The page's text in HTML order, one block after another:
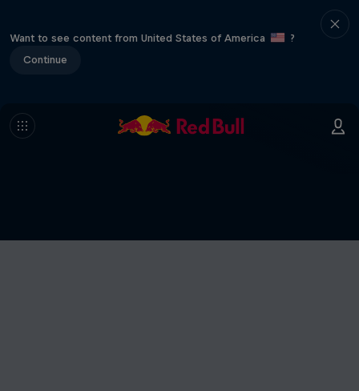
Want to see content from United States of America
?
Continue